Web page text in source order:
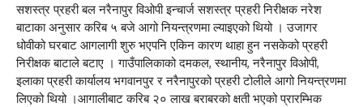
सशस्त्र प्रहरी बल नरैनापुर विओपी इन्चार्ज सशस्त्र प्रहरी निरीक्षक नरेश
बाटाका अनुसार करिब ५ बजे आगो नियन्त्रणमा ल्याइएको थियो । उजागर
धोवीको घरबाट आगलागी शुरु भएपनि एकिन कारण थाहा हुन नसकेको प्रहरी
निरीक्षक बाटाले बटाए । गाउँपालिकाको दमकल, स्थानीय, नरैनापुर विओपी,
इलाका प्रहरी कार्यालय भगवानपुर र नरैनापुरको प्रहरी टोलीले आगो नियन्त्रणमा
लिएको थियो ।आगालीबाट करिब २० लाख बराबरको क्षती भएको प्रारम्भिक